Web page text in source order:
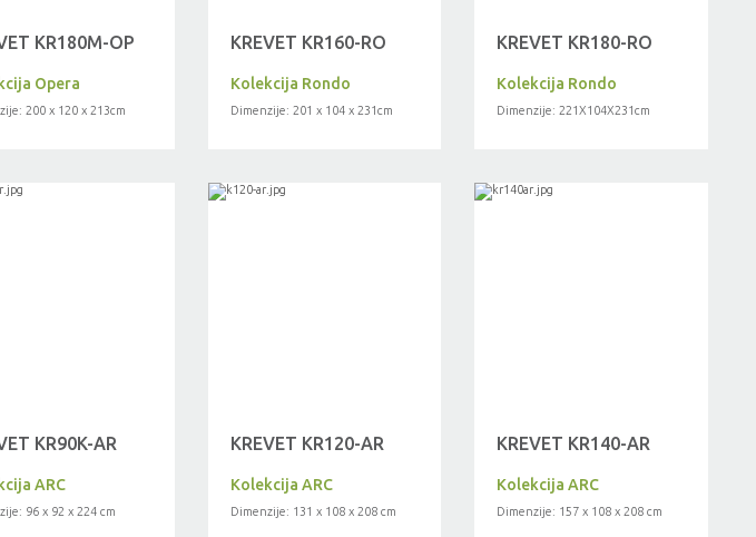
KR180M-OP
Opera
200 x 120 x 213cm
KREVET KR160-RO
Kolekcija Rondo
Dimenzije: 201 x 104 x 231cm
KREVET KR180-RO
Kolekcija Rondo
Dimenzije: 221X104X231cm
KR90K-AR
ARC
96 x 92 x 224 cm
KREVET KR120-AR
Kolekcija ARC
Dimenzije: 131 x 108 x 208 cm
KREVET KR140-AR
Kolekcija ARC
Dimenzije: 157 x 108 x 208 cm